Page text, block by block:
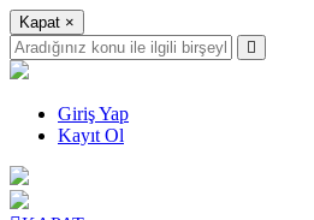
Kapat ×
Giriş Yap
Kayıt Ol